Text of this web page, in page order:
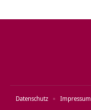
Datenschutz Impressum